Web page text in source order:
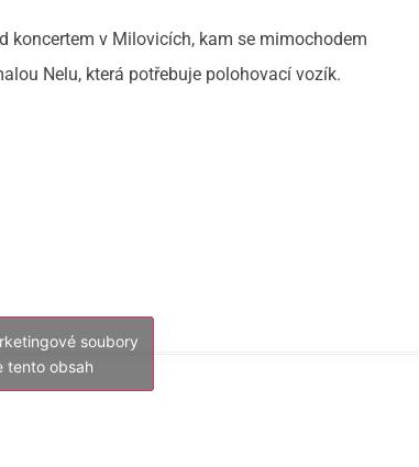
koncertem v Milovicích, kam se mimochodem
Nelu, která potřebuje polohovací vozík.
soubory
tento obsah